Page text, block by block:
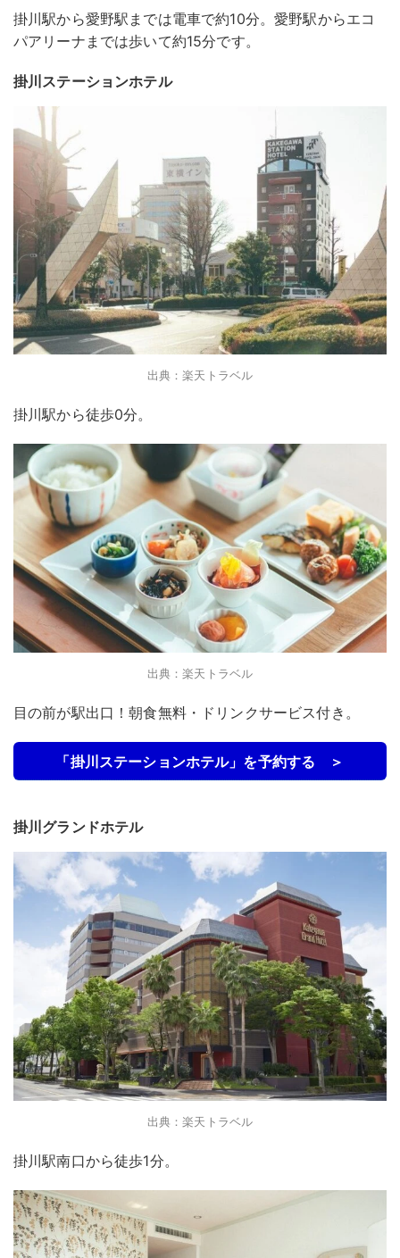
掛川駅から愛野駅までは電車で約10分。愛野駅からエコ
パアリーナまでは歩いて約15分です。
掛川ステーションホテル
出典：楽天トラベル
掛川駅から徒歩0分。
出典：楽天トラベル
目の前が駅出口！朝食無料・ドリンクサービス付き。
「掛川ステーションホテル」を予約する ＞
掛川グランドホテル
出典：楽天トラベル
掛川駅南口から徒歩1分。